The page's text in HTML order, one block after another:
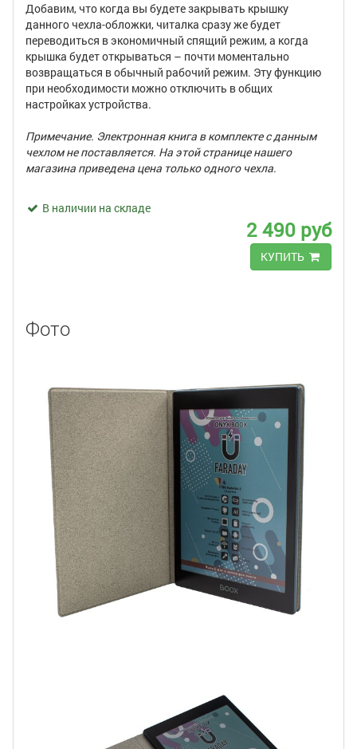
Добавим, что когда вы будете закрывать крышку
данного чехла-обложки, читалка сразу же будет
переводиться в экономичный спящий режим, а когда
крышка будет открываться – почти моментально
возвращаться в обычный рабочий режим. Эту функцию
при необходимости можно отключить в общих
настройках устройства.
Примечание. Электронная книга в комплекте с данным
чехломне поставляется. На этой странице нашего
магазина приведена цена только одного чехла.
В наличии на складе
2 490 руб
КУПИТЬ
Фото